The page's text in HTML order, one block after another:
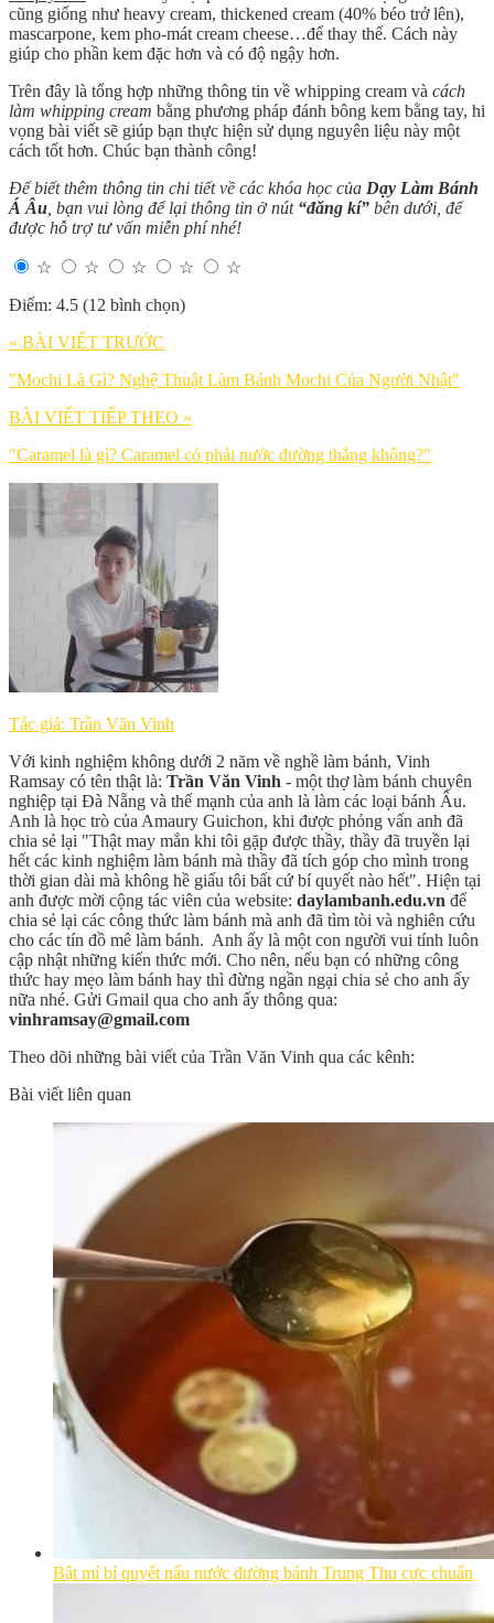
cũng giống như heavy cream, thickened cream (40% béo trở lên),
mascarpone, kem pho-mát cream cheese…để thay thế. Cách này
giúp cho phần kem đặc hơn và có độ ngậy hơn.
Trên đây là tổng hợp những thông tin về whipping cream và cách
làm whipping cream bằng phương pháp đánh bông kem bằng tay, hi
vọng bài viết sẽ giúp bạn thực hiện sử dụng nguyên liệu này một
cách tốt hơn. Chúc bạn thành công!
Để biết thêm thông tin chi tiết về các khóa học của Dạy Làm Bánh
Á Âu, bạn vui lòng để lại thông tin ở nút “đăng kí” bên dưới, để
được hỗ trợ tư vấn miễn phí nhé!
☆ ☆ ☆ ☆
☆
Điểm: 4.5 (12 bình chọn)
« BÀI VIẾT TRƯỚC
"Mochi Là Gì? Nghệ Thuật Làm Bánh Mochi Của Người Nhật"
BÀI VIẾT TIẾP THEO »
"Caramel là gì? Caramel có phải nước đường thắng không?"
Tác giả: Trần Văn Vinh
Với kinh nghiệm không dưới 2 năm về nghề làm bánh, Vinh
Ramsay có tên thật là: Trần Văn Vinh - một thợ làm bánh chuyên
nghiệp tại Đà Nẵng và thế mạnh của anh là làm các loại bánh Âu.
Anh là học trò của Amaury Guichon, khi được phỏng vấn anh đã
chia sẻ lại "Thật may mắn khi tôi gặp được thầy, thầy đã truyền lại
hết các kinh nghiệm làm bánh mà thầy đã tích góp cho mình trong
thời gian dài mà không hề giấu tôi bất cứ bí quyết nào hết". Hiện tại
anh được mời cộng tác viên của website: daylambanh.edu.vn để
chia sẻ lại các công thức làm bánh mà anh đã tìm tòi và nghiên cứu
cho các tín đồ mê làm bánh. Anh ấy là một con người vui tính luôn
cập nhật những kiến thức mới. Cho nên, nếu bạn có những công
thức hay mẹo làm bánh hay thì đừng ngần ngại chia sẻ cho anh ấy
nữa nhé. Gửi Gmail qua cho anh ấy thông qua:
vinhramsay@gmail.com
Theo dõi những bài viết của Trần Văn Vinh qua các kênh:
Bài viết liên quan
Bật mí bí quyết nấu nước đường bánh Trung Thu cực chuẩn